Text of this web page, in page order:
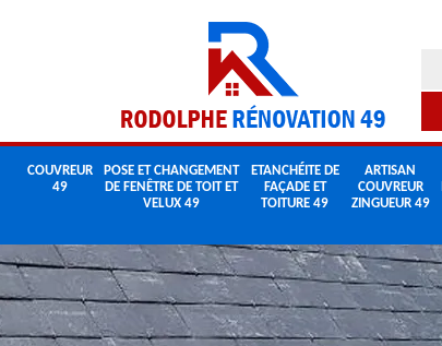
COUVREUR
49
POSE ET CHANGEMENT
DE FENÊTRE DE TOIT ET
VELUX 49
ETANCHÉITE DE
FAÇADE ET
TOITURE 49
ARTISAN
COUVREUR
ZINGUEUR 49